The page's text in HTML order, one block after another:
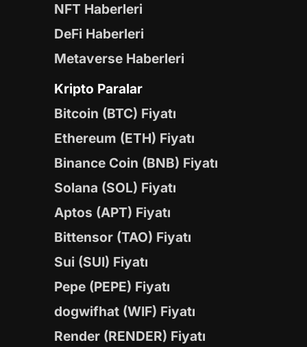
NFT Haberleri
DeFi Haberleri
Metaverse Haberleri
Kripto Paralar
Bitcoin (BTC) Fiyatı
Ethereum (ETH) Fiyatı
Binance Coin (BNB) Fiyatı
Solana (SOL) Fiyatı
Aptos (APT) Fiyatı
Bittensor (TAO) Fiyatı
Sui (SUI) Fiyatı
Pepe (PEPE) Fiyatı
dogwifhat (WIF) Fiyatı
Render (RENDER) Fiyatı